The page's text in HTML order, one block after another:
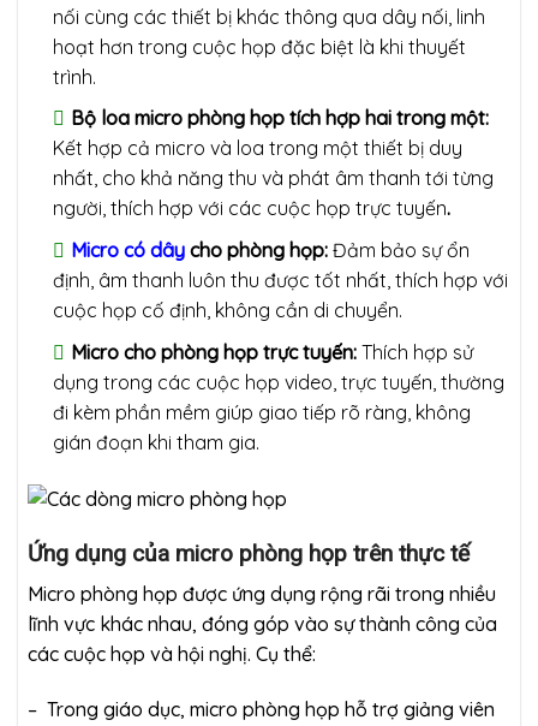
nối cùng các thiết bị khác thông qua dây nối, linh
hoạt hơn trong cuộc họp đặc biệt là khi thuyết
trình.
Bộ loa micro phòng họp tích hợp hai trong một:
Kết hợp cả micro và loa trong một thiết bị duy
nhất, cho khả năng thu và phát âm thanh tới từng
người, thích hợp với các cuộc họp trực tuyến.
Micro có dâycho phòng họp:Đảm bảo sự ổn
định, âm thanh luôn thu được tốt nhất, thích hợp với
cuộc họp cố định, không cần di chuyển.
Micro cho phòng họp trực tuyến:Thích hợp sử
dụng trong các cuộc họp video, trực tuyến, thường
đi kèm phần mềm giúp giao tiếp rõ ràng, không
gián đoạn khi tham gia.
Ứng dụng của micro phòng họp trên thực tế
Micro phòng họp được ứng dụng rộng rãi trong nhiều
lĩnh vực khác nhau, đóng góp vào sự thành công của
các cuộc họp và hội nghị. Cụ thể:
– Trong giáo dục, micro phòng họp hỗ trợ giảng viên